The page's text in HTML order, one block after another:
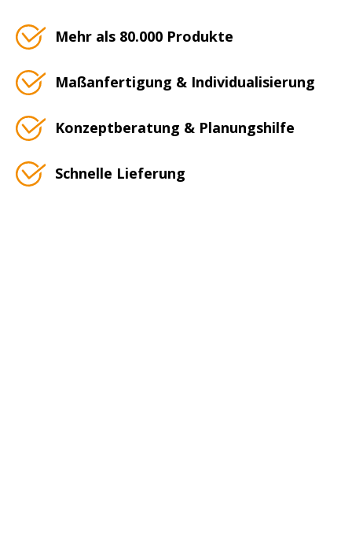
Mehr als 80.000 Produkte
Maßanfertigung & Individualisierung
Konzeptberatung & Planungshilfe
Schnelle Lieferung